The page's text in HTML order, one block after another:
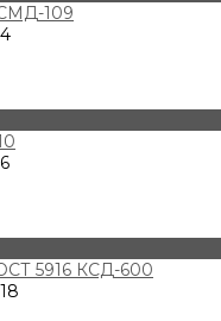
109
5916 КСД-600